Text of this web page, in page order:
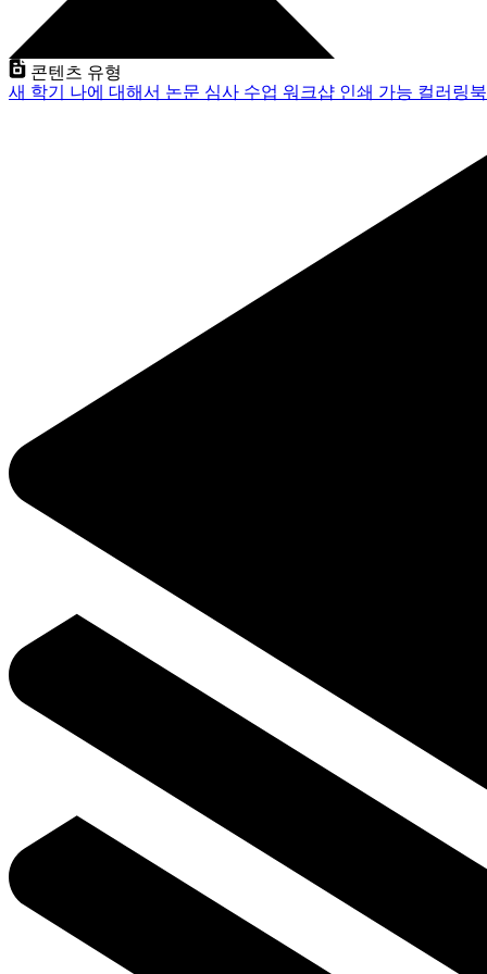
콘텐츠 유형
새 학기 나에 대해서 논문 심사 수업 워크샵 인쇄 가능 컬러링북